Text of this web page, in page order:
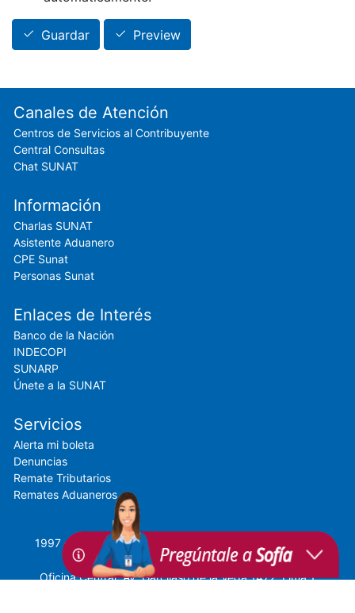
Guardar Preview
Footer menu
Canales de Atención
Centros de Servicios al Contribuyente
Central Consultas
Chat SUNAT
Información
Charlas SUNAT
Asistente Aduanero
CPE Sunat
Personas Sunat
Enlaces de Interés
Banco de la Nación
INDECOPI
SUNARP
Únete a la SUNAT
Servicios
Alerta mi boleta
Denuncias
Remate Tributarios
Remates Aduaneros
1997 - 2018 SUNAT © Todos los Derechos Reservados
Oficina Central: Av. Garcilaso de la Vega 1472, Lima 1